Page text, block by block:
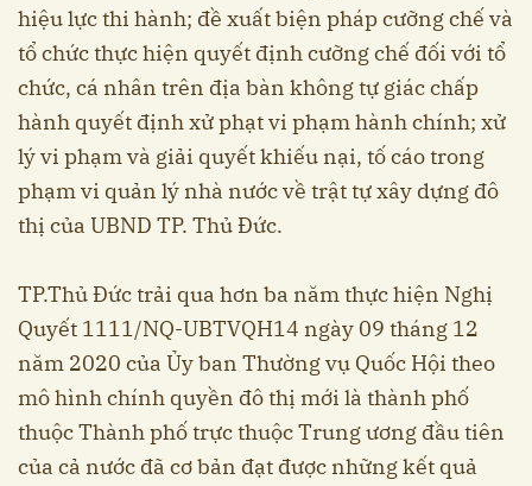
hiệu lực thi hành; đề xuất biện pháp cưỡng chế và
tổ chức thực hiện quyết định cưỡng chế đối với tổ
chức, cá nhân trên địa bàn không tự giác chấp
hành quyết định xử phạt vi phạm hành chính; xử
lý vi phạm và giải quyết khiếu nại, tố cáo trong
phạm vi quản lý nhà nước về trật tự xây dựng đô
thị của UBND TP. Thủ Đức.
TP.Thủ Đức trải qua hơn ba năm thực hiện Nghị
Quyết 1111/NQ-UBTVQH14 ngày 09 tháng 12
năm 2020 của Ủy ban Thường vụ Quốc Hội theo
mô hình chính quyền đô thị mới là thành phố
thuộc Thành phố trực thuộc Trung ương đầu tiên
của cả nước đã cơ bản đạt được những kết quả